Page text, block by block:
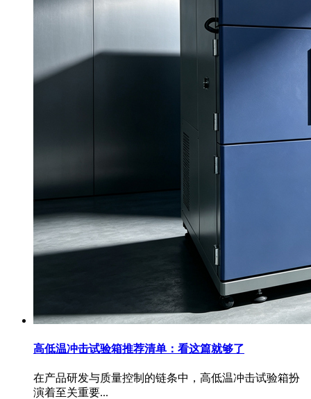
高低温冲击试验箱推荐清单：看这篇就够了
在产品研发与质量控制的链条中，高低温冲击试验箱扮
演着至关重要...